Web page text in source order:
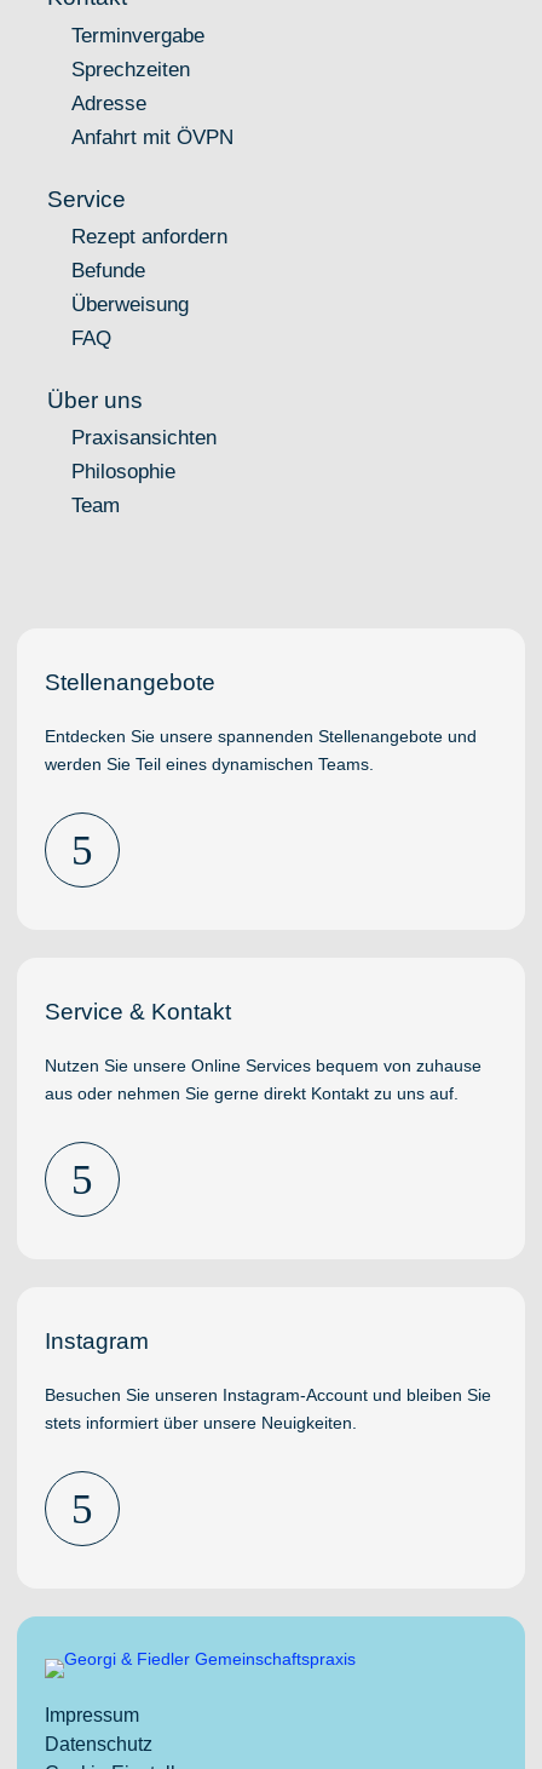
Terminvergabe
Sprechzeiten
Adresse
Anfahrt mit ÖVPN
Service
Rezept anfordern
Befunde
Überweisung
FAQ
Über uns
Praxisansichten
Philosophie
Team
Impressum
Datenschutz
Stellenangebote
Entdecken Sie unsere spannenden Stellenangebote und
werden Sie Teil eines dynamischen Teams.
5
Service & Kontakt
Nutzen Sie unsere Online Services bequem von zuhause
aus oder nehmen Sie gerne direkt Kontakt zu uns auf.
5
Instagram
Besuchen Sie unseren Instagram-Account und bleiben Sie
stets informiert über unsere Neuigkeiten.
5